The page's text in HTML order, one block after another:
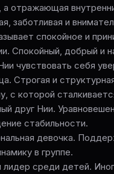
а отражающая
заботливая и
спокойное и
Спокойный, добрый и
чувствовать себя
Строгая и
с которой
друг Нии.
стабильности.
девочка.
в группе.
среди детей.